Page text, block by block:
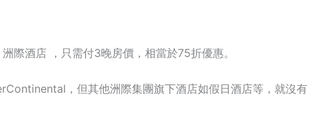
際酒店 ，只需付3晚房價，相當於75折優惠。
，但其他洲際集團旗下酒店如假日酒店等，就沒有